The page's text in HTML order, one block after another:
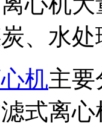
、水
机主
式离